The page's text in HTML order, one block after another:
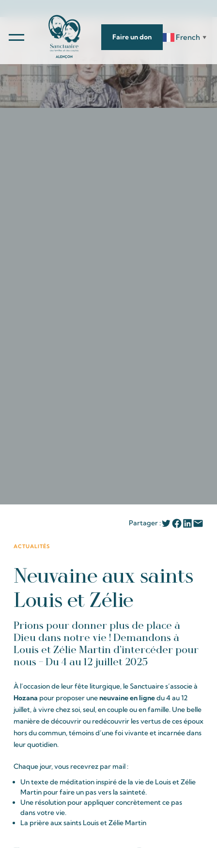
Faire un don French ▼
Partager :
ACTUALITÉS
Neuvaine aux saints
Louis et Zélie
Prions pour donner plus de place à
Dieu dans notre vie ! Demandons à
Louis et Zélie Martin d’intercéder pour
nous – Du 4 au 12 juillet 2025
À l’occasion de leur fête liturgique, le Sanctuaire s’associe à
Hozana pour proposer uneneuvaine en lignedu 4 au 12
juillet, à vivre chez soi, seul, en couple ou en famille. Une belle
manière de découvrir ou redécouvrir les vertus de ces époux
hors du commun, témoins d’une foi vivante et incarnée dans
leur quotidien.
Chaque jour, vous recevrez par mail :
Un texte de méditation inspiré de la vie de Louis et Zélie
Martin pour faire un pas vers la sainteté.
Une résolution pour appliquer concrètement ce pas
dans votre vie.
La prière aux saints Louis et Zélie Martin